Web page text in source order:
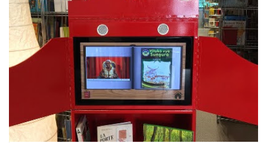
Mis à disposition par le Centre de littérature jeunesse de
Bruxelles-Capitale grâce à l’asbl Foyer. Vidéos de livres lus
par des citoyens dans leur langue maternelle : albanais,
arabe classique, […]